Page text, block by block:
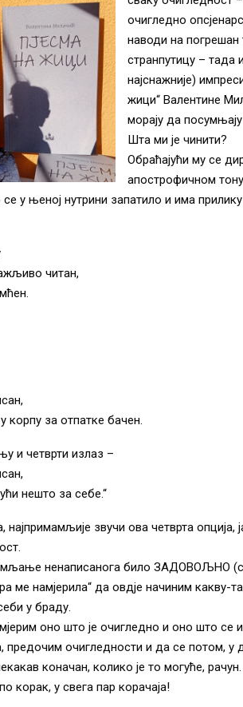
очигледно
наводи на погрешан
странпутицу – тада
најснажније)
жици“ Валентине
морају да посумњају
Шта ми је чинити?
Обраћајући му се
апострофичном
у њеној нутрини запатило и има
читан,
корпу за отпатке бачен.
и четврти излаз –
нешто за себе.“
звучи ова четврта опција,
ненаписанога било ЗАДОВОЉНО
ме намјерила“ да овдје начиним какву-
у браду.
оно што је очигледно и оно што се
предочим очигледности и да се потом, у
коначан, колико је то могуће, рачун.
корак, у свега пар корачаја!